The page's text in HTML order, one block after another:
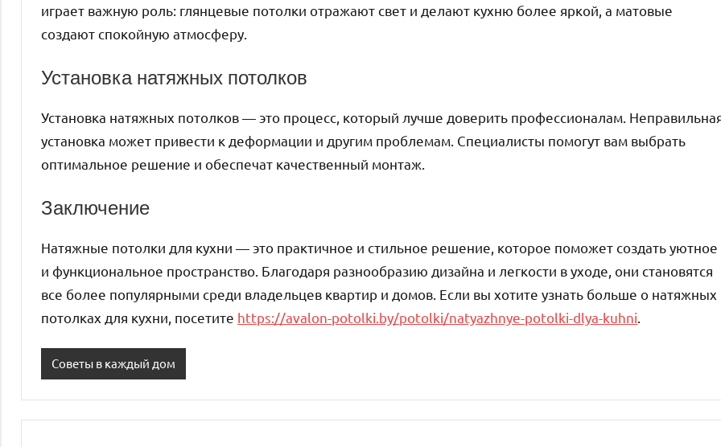
играет важную роль: глянцевые потолки отражают свет и делают кухню более яркой, а матовые
создают спокойную атмосферу.
Установка натяжных потолков
Установка натяжных потолков — это процесс, который лучше доверить профессионалам.
установка может привести к деформации и другим проблемам. Специалисты помогут вам выбрать
оптимальное решение и обеспечат качественный монтаж.
Заключение
Натяжные потолки для кухни — это практичное и стильное решение, которое поможет создать уютное
и функциональное пространство. Благодаря разнообразию дизайна и легкости в уходе, они становятся
все более популярными среди владельцев квартир и домов. Если вы хотите узнать больше о натяжных
потолках для кухни, посетите https://avalon-potolki.by/potolki/natyazhnye-potolki-dlya-kuhni
Советы в каждый дом